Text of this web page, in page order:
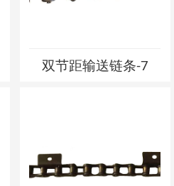
双节距输送链条-7